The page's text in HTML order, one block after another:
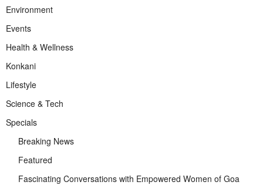
Environment
Events
Health & Wellness
Konkani
Lifestyle
Science & Tech
Specials
Breaking News
Featured
Fascinating Conversations with Empowered Women of Goa